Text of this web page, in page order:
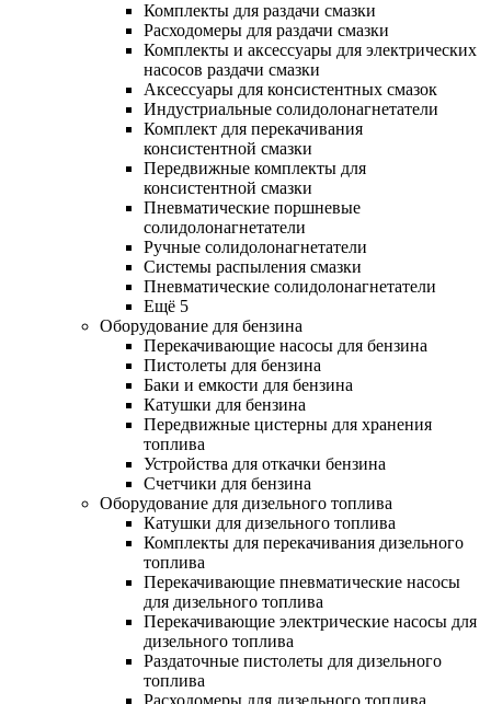
Комплекты для раздачи смазки
Расходомеры для раздачи смазки
Комплекты и аксессуары для электрических
насосов раздачи смазки
Аксессуары для консистентных смазок
Индустриальные солидолонагнетатели
Комплект для перекачивания
консистентной смазки
Передвижные комплекты для
консистентной смазки
Пневматические поршневые
солидолонагнетатели
Ручные солидолонагнетатели
Системы распыления смазки
Пневматические солидолонагнетатели
Ещё 5
Оборудование для бензина
Перекачивающие насосы для бензина
Пистолеты для бензина
Баки и емкости для бензина
Катушки для бензина
Передвижные цистерны для хранения
топлива
Устройства для откачки бензина
Счетчики для бензина
Оборудование для дизельного топлива
Катушки для дизельного топлива
Комплекты для перекачивания дизельного
топлива
Перекачивающие пневматические насосы
для дизельного топлива
Перекачивающие электрические насосы для
дизельного топлива
Раздаточные пистолеты для дизельного
топлива